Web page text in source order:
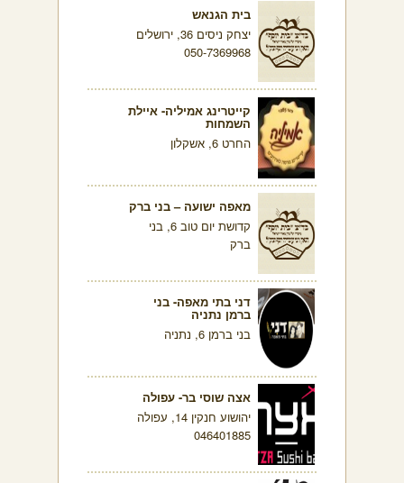
בית הגנאש
יצחק ניסים 36, ירושלים
050-7369968
קייטרינג אמיליה- איילת
השמחות
החרט 6, אשקלון
מאפה ישועה – בני ברק
קדושת יום טוב 6, בני
ברק
דני בתי מאפה- בני
ברמן נתניה
בני ברמן 6, נתניה
אצה שוסי בר- עפולה
יהושוע חנקין 14, עפולה
046401885